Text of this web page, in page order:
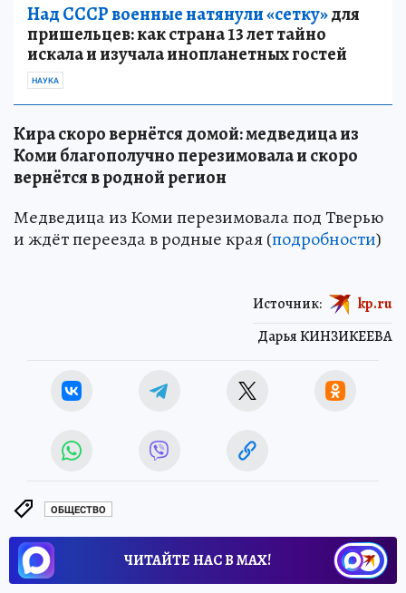
Над СССР военные натянули «сетку»для
пришельцев: как страна 13 лет тайно
искала и изучала инопланетных гостей
НАУКА
Кира скоро вернётся домой: медведица из
Коми благополучно перезимовала и скоро
вернётся в родной регион
Медведица из Коми перезимовала под Тверью
и ждёт переезда в родные края (подробности)
Дарья КИНЗИКЕЕВА
Источник: kp.ru
ОБЩЕСТВО
ЧИТАЙТЕ НАС В МАХ!